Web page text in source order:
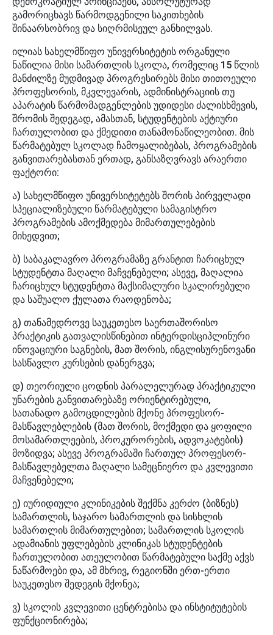
გამორიცხავს წარმოდგენილი საკითხების
შინაარსობრივ და სიღრმისეულ განხილვას.
ილიას სახელმწიფო უნივერსიტეტის ორგანული
ნაწილია მისი სამართლის სკოლა, რომელიც 15 წლის
მანძილზე მუდმივად პროგრესირებს მისი თითოეული
პროფესორის, მკვლევარის, ადმინისტრაციის თუ
აპარატის წარმომადგენლების უდიდესი ძალისხმევის,
შრომის შედეგად, ამასთან, სტუდენტების აქტიური
ჩართულობით და ქმედითი თანამონაწილეობით. მის
წარმატებულ სკოლად ჩამოყალიბებას, პროგრამების
განვითარებასთან ერთად, განსაზღვრავს არაერთი
ფაქტორი:
ა) სახელმწიფო უნივერსიტეტებს შორის პირველადი
სპეციალიზებული წარმატებული სამაგისტრო
პროგრამების ამოქმედება მიმართულებების
მიხედვით;
ბ) საბაკალავრო პროგრამაზე გრანტით ჩარიცხულ
სტუდენტთა მაღალი მაჩვენებელი; ასევე, მაღალია
ჩარიცხულ სტუდენტთა მაქსიმალური სკალირებული
და საშუალო ქულათა რაოდენობა;
გ) თანამედროვე საუკეთესო საერთაშორისო
პრაქტიკის გათვალისწინებით ინტერდისციპლინური
ინოვაციური საგნების, მათ შორის, ინგლისურენოვანი
სასწავლო კურსების დანერგვა;
დ) თეორიული ცოდნის პარალელურად პრაქტიკული
უნარების განვითარებაზე ორიენტირებული,
სათანადო გამოცდილების მქონე პროფესორ-
მასწავლებლების (მათ შორის, მოქმედი და ყოფილი
მოსამართლეების, პროკურორების, ადვოკატების)
მოზიდვა; ასევე პროგრამაში ჩართულ პროფესორ-
მასწავლებელთა მაღალი სამეცნიერო და კვლევითი
მაჩვენებელი;
ე) იურიდიული კლინიკების შექმნა კერძო (ბიზნეს)
სამართლის, საჯარო სამართლის და სისხლის
სამართლის მიმართულებით; სამართლის სკოლის
ადამიანის უფლებების კლინიკას სტუდენტების
ჩართულობით ათეულობით წარმატებული საქმე აქვს
ნაწარმოები და, ამ მხრივ, რეგიონში ერთ-ერთი
საუკეთესო შედეგის მქონეა;
ვ) სკოლის კვლევითი ცენტრებისა და ინსტიტუტების
ფუნქციონირება;